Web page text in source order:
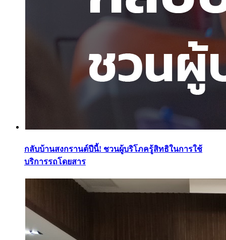
กลับบ้านสงกรานต์ปีนี้! ชวนผู้บริโภครู้สิทธิในการใช้
บริการรถโดยสาร